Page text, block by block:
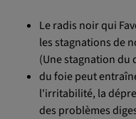
Le radis noir qui
les stagnations de
(Une stagnation du
du foie peut
l'irritabilité, la
des problèmes